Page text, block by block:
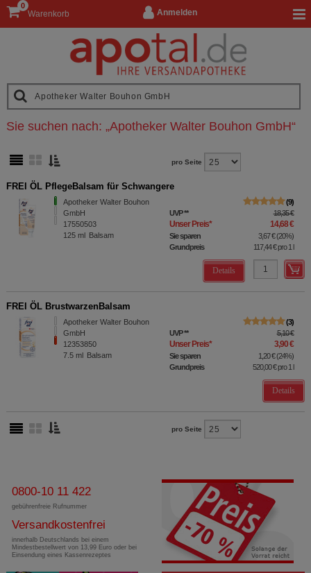
Anmelden
Warenkorb
0
Sie suchen nach: „Apotheker Walter Bouhon GmbH“
pro Seite
FREI ÖL PflegeBalsam für Schwangere
Apotheker Walter Bouhon
GmbH
17550503
125 ml Balsam
9
UVP** 18,35 €
Unser Preis* 14,68 €
Sie sparen 3,67 €(20%)
Grundpreis
117,44 €pro 1 l
Details
FREI ÖL BrustwarzenBalsam
Apotheker Walter Bouhon
GmbH
12353850
7.5 ml Balsam
3
UVP** 5,10 €
Unser Preis* 3,90 €
Sie sparen 1,20 €(24%)
Grundpreis
520,00 €pro 1 l
Details
pro Seite
0800-10 11 422
gebührenfreie Rufnummer
Versandkostenfrei
innerhalb Deutschlands bei einem
Mindestbestellwert von 13,99 Euro oder bei
Einsendung eines Kassenrezeptes